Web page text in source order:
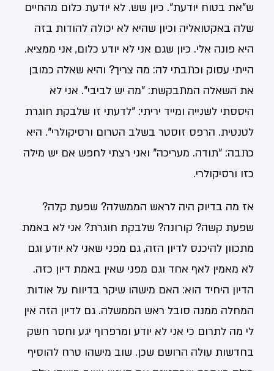
ש"את בטוח יודעת". כיון שש. לא יודעת כלום מהחיים
שלה באקטואליה וכיון שהיא לא יכולה להודות בזה
היא פונה אלי. כיון שגם אני לא יודע כלום, אני ממציא.
הייתי עסוק וכתבתי לה: מה צריך? והיא שאלה כמובן
את השאלה המתבקשת: "מה יש לביבי". אני לא
היססתי לשנייה ומייד יריתי: "לדעתי זו שלבקת חוגרת
לטנטית. הרפס זוסטר בשלב הטרום ורסיקולרי". היא
כתבה: "תודה. מעריכה" ואני רצתי לחפש אם יש מילה
כזו ורסיקולרי.
אז מה בדיוק היה לראש הממשלה? שפעת קלה?
שפעת קשה? קורונה? שלבקת חוגרת? אני לא באמת
מתכוון להיכנס לדיון הזה, גם מפני שאני לא יודע וגם
לא מאמין לאף אחד וגם מפני שאין באמת דיון כזה.
הדיון היחיד הוא: האם מישהו שיקר בדיווח על אודות
המחלה ממנה סובל ראש הממשלה. גם לדיון הזה אין
לי מה לתרום כי אני לא יודע ומרפרוף יגע וחסר חשק
בחדשות עולה הרושם שכן. שוב מישהו טרח להוסיף